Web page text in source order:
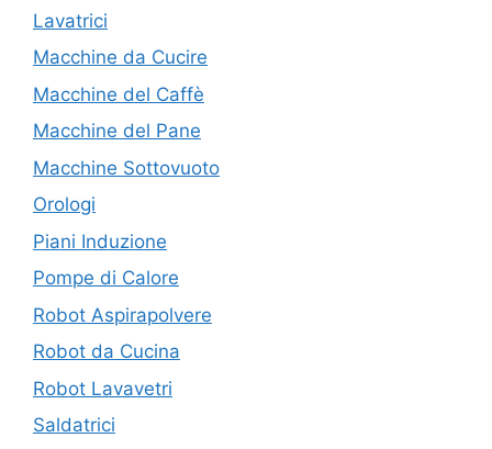
Lavatrici
Macchine da Cucire
Macchine del Caffè
Macchine del Pane
Macchine Sottovuoto
Orologi
Piani Induzione
Pompe di Calore
Robot Aspirapolvere
Robot da Cucina
Robot Lavavetri
Saldatrici